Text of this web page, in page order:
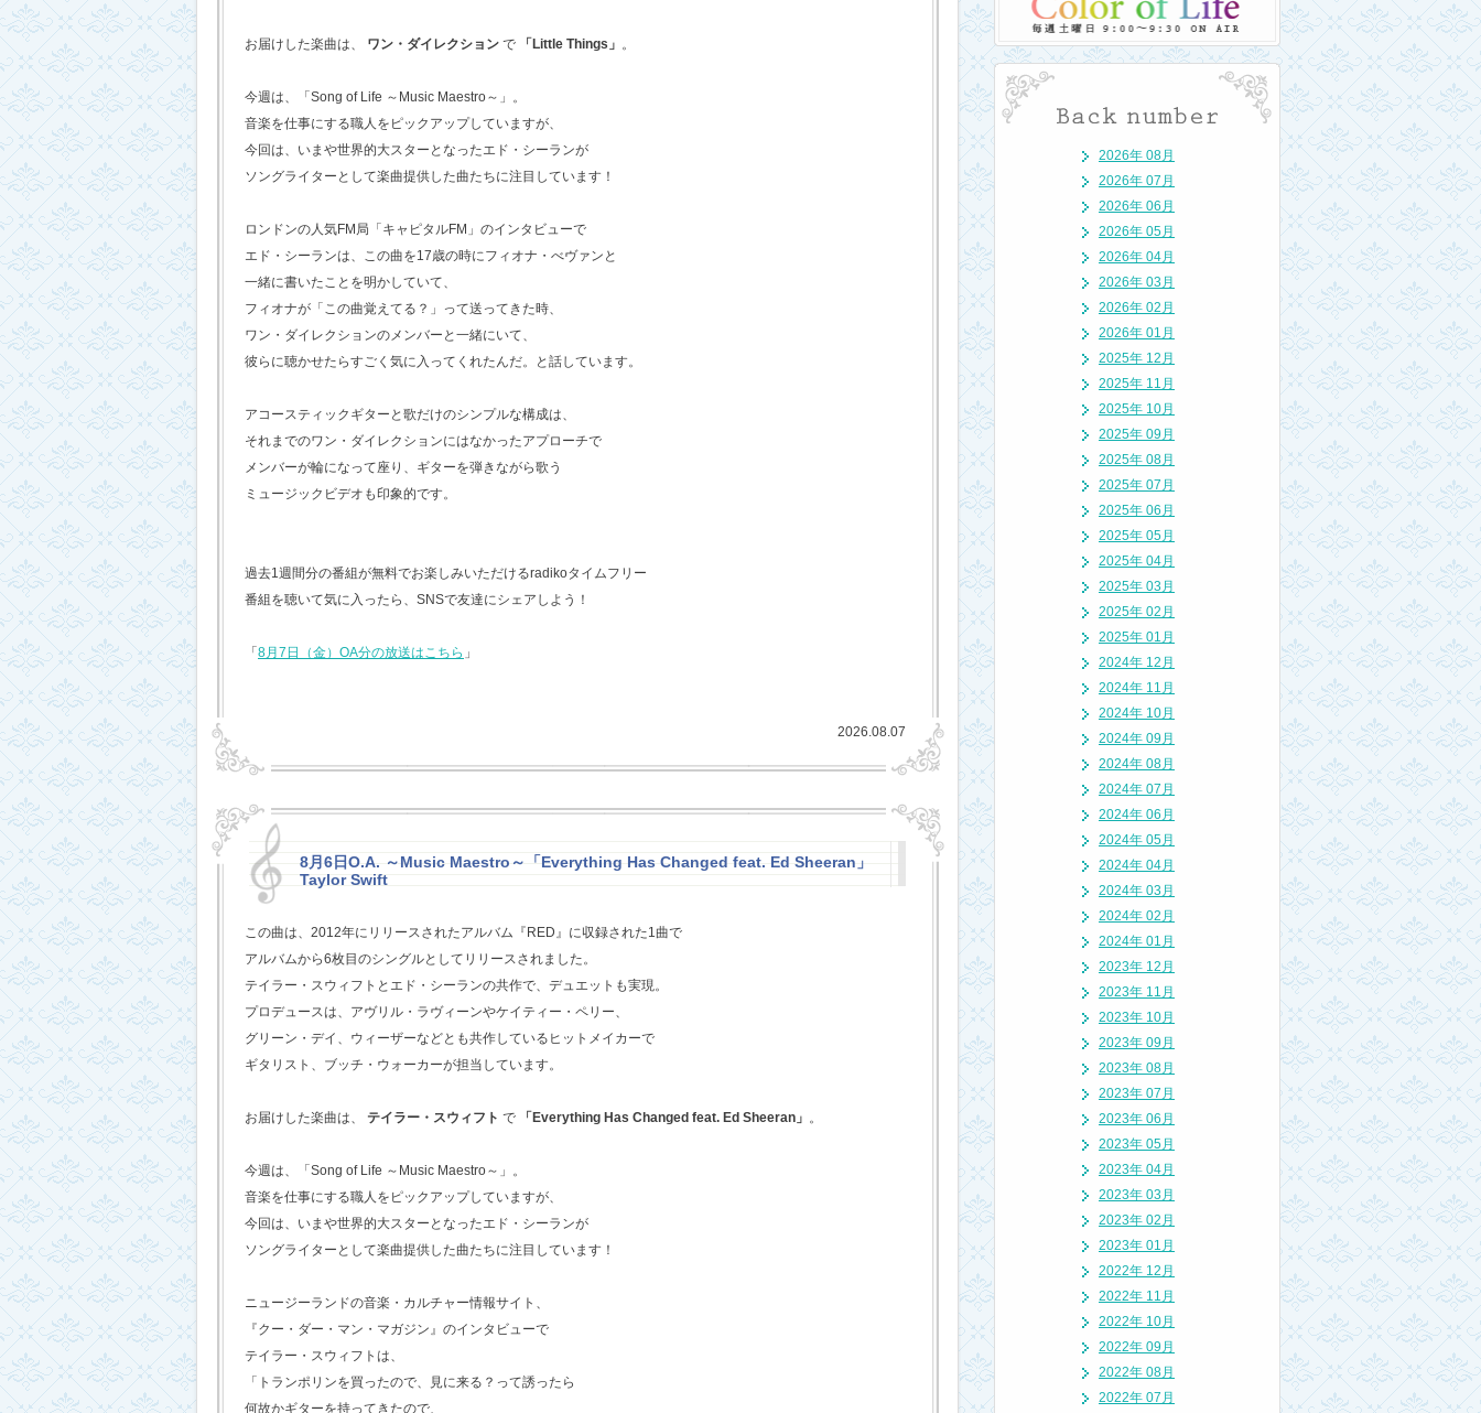
お届けした楽曲は、 ワン・ダイレクション で 「Little Things」 。
今週は、「Song of Life ～Music Maestro～」。
音楽を仕事にする職人をピックアップしていますが、
今回は、いまや世界的大スターとなったエド・シーランが
ソングライターとして楽曲提供した曲たちに注目しています！
ロンドンの人気FM局「キャピタルFM」のインタビューで
エド・シーランは、この曲を17歳の時にフィオナ・べヴァンと
一緒に書いたことを明かしていて、
フィオナが「この曲覚えてる？」って送ってきた時、
ワン・ダイレクションのメンバーと一緒にいて、
彼らに聴かせたらすごく気に入ってくれたんだ。と話しています。
アコースティックギターと歌だけのシンプルな構成は、
それまでのワン・ダイレクションにはなかったアプローチで
メンバーが輪になって座り、ギターを弾きながら歌う
ミュージックビデオも印象的です。
過去1週間分の番組が無料でお楽しみいただけるradikoタイムフリー
番組を聴いて気に入ったら、SNSで友達にシェアしよう！
「 8月7日（金）OA分の放送はこちら 」
2026.08.07
8月6日O.A. ～Music Maestro～「Everything Has Changed feat. Ed Sheeran」
Taylor Swift
この曲は、2012年にリリースされたアルバム『RED』に収録された1曲で
アルバムから6枚目のシングルとしてリリースされました。
テイラー・スウィフトとエド・シーランの共作で、デュエットも実現。
プロデュースは、アヴリル・ラヴィーンやケイティー・ペリー、
グリーン・デイ、ウィーザーなどとも共作しているヒットメイカーで
ギタリスト、ブッチ・ウォーカーが担当しています。
お届けした楽曲は、 テイラー・スウィフト で 「Everything Has Changed feat. Ed Sheeran」 。
今週は、「Song of Life ～Music Maestro～」。
音楽を仕事にする職人をピックアップしていますが、
今回は、いまや世界的大スターとなったエド・シーランが
ソングライターとして楽曲提供した曲たちに注目しています！
ニュージーランドの音楽・カルチャー情報サイト、
『クー・ダー・マン・マガジン』のインタビューで
テイラー・スウィフトは、
「トランポリンを買ったので、見に来る？って誘ったら
何故かギターを持ってきたので、
2026年 08月
2026年 07月
2026年 06月
2026年 05月
2026年 04月
2026年 03月
2026年 02月
2026年 01月
2025年 12月
2025年 11月
2025年 10月
2025年 09月
2025年 08月
2025年 07月
2025年 06月
2025年 05月
2025年 04月
2025年 03月
2025年 02月
2025年 01月
2024年 12月
2024年 11月
2024年 10月
2024年 09月
2024年 08月
2024年 07月
2024年 06月
2024年 05月
2024年 04月
2024年 03月
2024年 02月
2024年 01月
2023年 12月
2023年 11月
2023年 10月
2023年 09月
2023年 08月
2023年 07月
2023年 06月
2023年 05月
2023年 04月
2023年 03月
2023年 02月
2023年 01月
2022年 12月
2022年 11月
2022年 10月
2022年 09月
2022年 08月
2022年 07月